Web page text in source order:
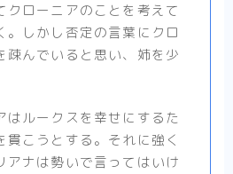
クローニアのことを考えて
。しかし否定の言葉にクロ
疎んでいると思い、姉を少
ルークスを幸せにするた
貫こうとする。それに強く
アナは勢いで言ってはいけ